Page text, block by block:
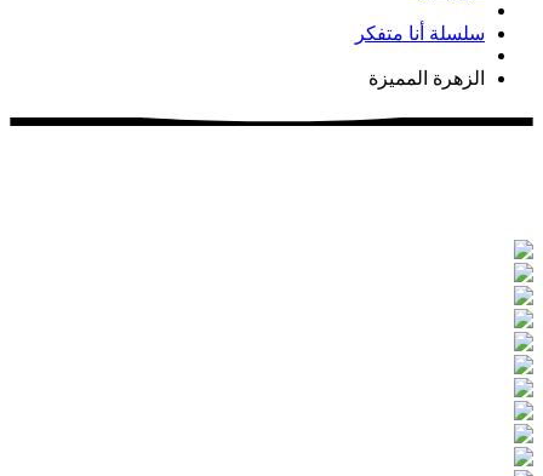
سلسلة أنا متفكر
الزهرة المميزة